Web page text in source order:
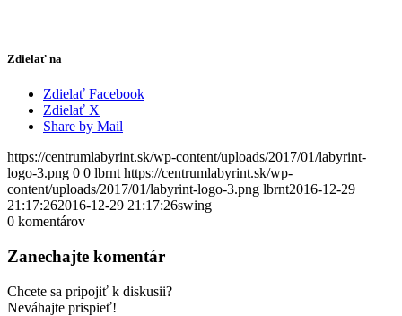
Zdielať na
Zdielať Facebook
Zdielať X
Share by Mail
https://centrumlabyrint.sk/wp-content/uploads/2017/01/labyrint-
logo-3.png 0 0 lbrnt https://centrumlabyrint.sk/wp-
content/uploads/2017/01/labyrint-logo-3.png lbrnt2016-12-29
21:17:262016-12-29 21:17:26swing
0 komentárov
Zanechajte komentár
Chcete sa pripojiť k diskusii?
Neváhajte prispieť!